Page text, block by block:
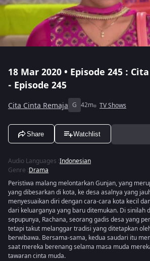
18 Mar 2020 • Episode 245 :
- Episode 245
Cita Cinta Remaja G 42m TV Shows
Share Watchlist
Audio Languages :Indonesian
Genre :Drama
Peristiwa malang melontarkan Gunjan, yang
yang dibesarkan di kota, ke desa asalnya yang
menyesuaikan diri dengan cara-cara kota kecil
dari keluarganya yang baru ditemukan. Di sinilah
sepupunya, Rachana, seorang gadis desa yang
tetapi takut melanggar tradisi yang ditetapkan
berwibawa. Bersama-sama, kedua saudari itu
saat mereka berenang selama masa muda
tawaran cinta muda.